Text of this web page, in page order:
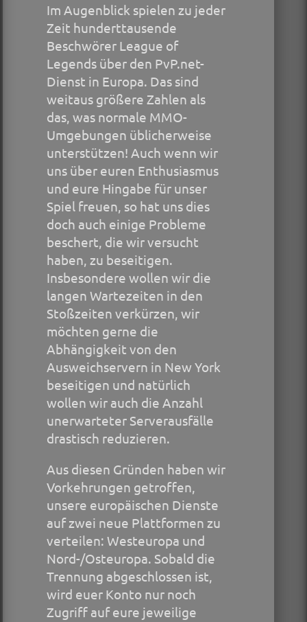
Im Augenblick spielen zu jeder
Zeit hunderttausende
Beschwörer League of
Legends über den PvP.net-
Dienst in Europa. Das sind
weitaus größere Zahlen als
das, was normale MMO-
Umgebungen üblicherweise
unterstützen! Auch wenn wir
uns über euren Enthusiasmus
und eure Hingabe für unser
Spiel freuen, so hat uns dies
doch auch einige Probleme
beschert, die wir versucht
haben, zu beseitigen.
Insbesondere wollen wir die
langen Wartezeiten in den
Stoßzeiten verkürzen, wir
möchten gerne die
Abhängigkeit von den
Ausweichservern in New York
beseitigen und natürlich
wollen wir auch die Anzahl
unerwarteter Serverausfälle
drastisch reduzieren.
Aus diesen Gründen haben wir
Vorkehrungen getroffen,
unsere europäischen Dienste
auf zwei neue Plattformen zu
verteilen: Westeuropa und
Nord-/Osteuropa. Sobald die
Trennung abgeschlossen ist,
wird euer Konto nur noch
Zugriff auf eure jeweilige